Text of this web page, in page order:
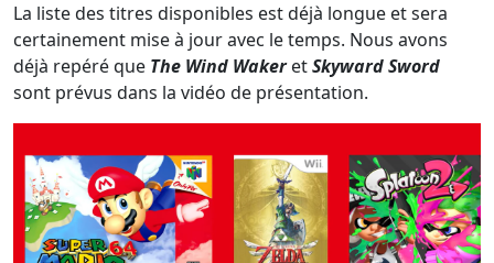
La liste des titres disponibles est déjà longue et sera
certainement mise à jour avec le temps. Nous avons
déjà repéré que The Wind WakeretSkyward Sword
sont prévus dans la vidéo de présentation.